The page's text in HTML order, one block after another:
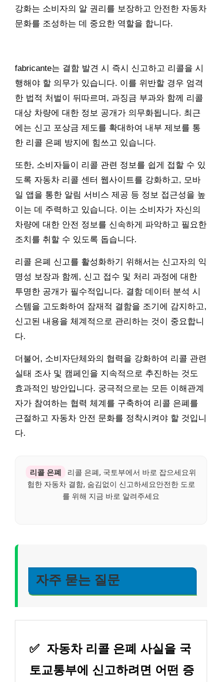
강화는 소비자의 알 권리를 보장하고 안전한 자동차
문화를 조성하는 데 중요한 역할을 합니다.
fabricante는 결함 발견 시 즉시 신고하고 리콜을 시
행해야 할 의무가 있습니다. 이를 위반할 경우 엄격
한 법적 처벌이 뒤따르며, 과징금 부과와 함께 리콜
대상 차량에 대한 정보 공개가 의무화됩니다. 최근
에는 신고 포상금 제도를 확대하여 내부 제보를 통
한 리콜 은폐 방지에 힘쓰고 있습니다.
또한, 소비자들이 리콜 관련 정보를 쉽게 접할 수 있
도록 자동차 리콜 센터 웹사이트를 강화하고, 모바
일 앱을 통한 알림 서비스 제공 등 정보 접근성을 높
이는 데 주력하고 있습니다. 이는 소비자가 자신의
차량에 대한 안전 정보를 신속하게 파악하고 필요한
조치를 취할 수 있도록 돕습니다.
리콜 은폐 신고를 활성화하기 위해서는 신고자의 익
명성 보장과 함께, 신고 접수 및 처리 과정에 대한
투명한 공개가 필수적입니다. 결함 데이터 분석 시
스템을 고도화하여 잠재적 결함을 조기에 감지하고,
신고된 내용을 체계적으로 관리하는 것이 중요합니
다.
더불어, 소비자단체와의 협력을 강화하여 리콜 관련
실태 조사 및 캠페인을 지속적으로 추진하는 것도
효과적인 방안입니다. 궁극적으로는 모든 이해관계
자가 참여하는 협력 체계를 구축하여 리콜 은폐를
근절하고 자동차 안전 문화를 정착시켜야 할 것입니
다.
리콜 은폐
리콜 은폐, 국토부에서 바로 잡으세요위
험한 자동차 결함, 숨김없이 신고하세요안전한 도로
를 위해 지금 바로 알려주세요
자주 묻는 질문
✅ 자동차 리콜 은폐 사실을 국
토교통부에 신고하려면 어떤 증